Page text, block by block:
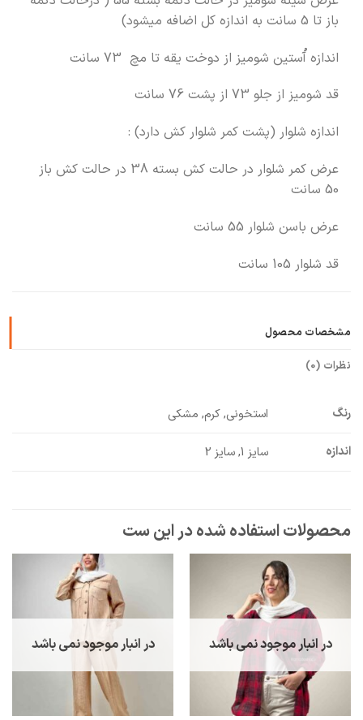
باز تا 5 سانت به اندازه کل اضافه میشود)
اندازه آُستین شومیز از دوخت یقه تا مچ 73 سانت
قد شومیز از جلو 73 از پشت 76 سانت
اندازه شلوار (پشت کمر شلوار کش دارد) :
عرض کمر شلوار در حالت کش بسته 38 در حالت کش باز
50 سانت
عرض باسن شلوار 55 سانت
قد شلوار 105 سانت
مشخصات محصول
نظرات (0)
رنگ استخونی, کرم, مشکی
اندازه سایز 1, سایز 2
در انبار موجود نمی باشد در انبار موجود نمی باشد